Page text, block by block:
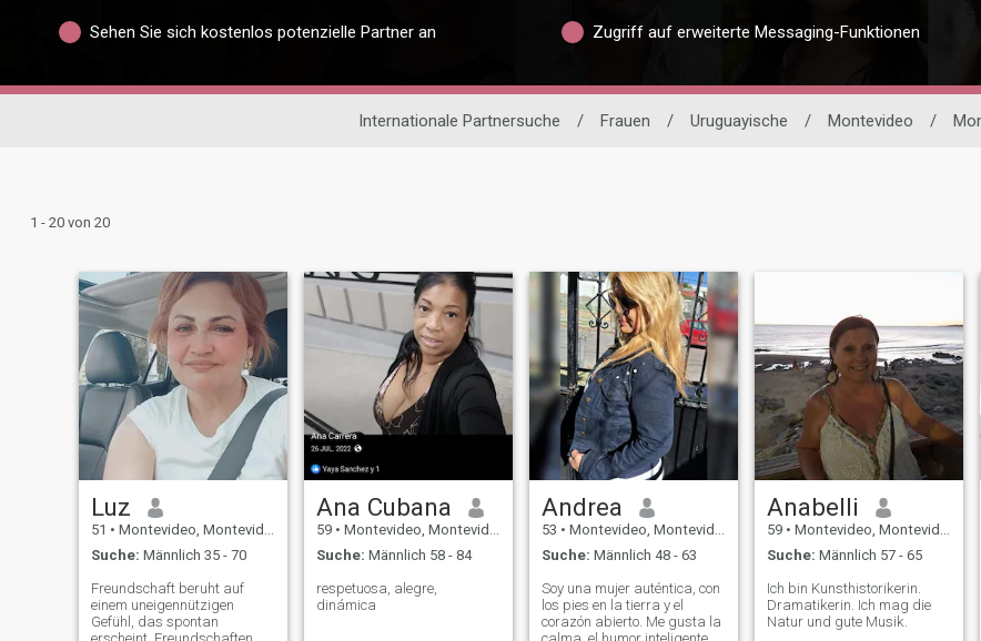
Sehen Sie sich kostenlos potenzielle Partner an Zugriff auf erweiterte Messaging-Funktionen
Internationale Partnersuche / Frauen / Uruguayische / Montevideo /
1 - 20 von 20
Luz
51 • Montevideo, Montevideo, Uruguay
Suche: Männlich 35 - 70
Freundschaft beruht auf
einem uneigennützigen
Gefühl, das spontan
Ana Cubana
59 • Montevideo, Montevideo, Uruguay
Suche: Männlich 58 - 84
respetuosa, alegre,
dinámica
Andrea
53 • Montevideo, Montevideo, Uruguay
Suche: Männlich 48 - 63
Soy una mujer auténtica, con
los pies en la tierra y el
corazón abierto. Me gusta la
Anabelli
59 • Montevideo, Montevideo, Uruguay
Suche: Männlich 57 - 65
Ich bin Kunsthistorikerin.
Dramatikerin. Ich mag die
Natur und gute Musik.